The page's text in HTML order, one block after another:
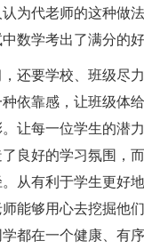
为代老师的这种做
数学考出了满分的好
还要学校、班级尽
依靠感，让班级体
让每一位学生的潜
良好的学习氛围，
从有利于学生更好
能够用心去挖掘他
都在一个健康、有